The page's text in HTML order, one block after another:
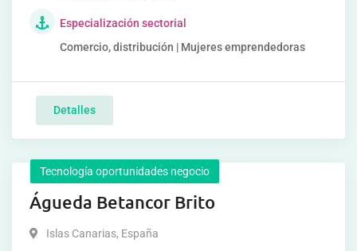
Especialización sectorial
Comercio, distribución | Mujeres emprendedoras
Detalles
Tecnología oportunidades negocio
Águeda Betancor Brito
Islas Canarias, España